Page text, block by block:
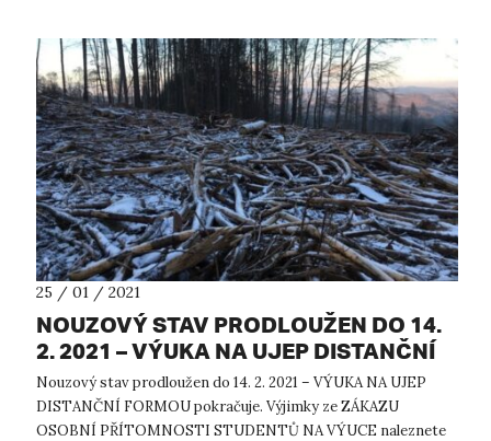
25 / 01 / 2021
NOUZOVÝ STAV PRODLOUŽEN DO 14.
2. 2021 – VÝUKA NA UJEP DISTANČNÍ
FORMOU POKRAČUJE
Nouzový stav prodloužen do 14. 2. 2021 – VÝUKA NA UJEP
DISTANČNÍ FORMOU pokračuje. Výjimky ze ZÁKAZU
OSOBNÍ PŘÍTOMNOSTI STUDENTŮ NA VÝUCE naleznete